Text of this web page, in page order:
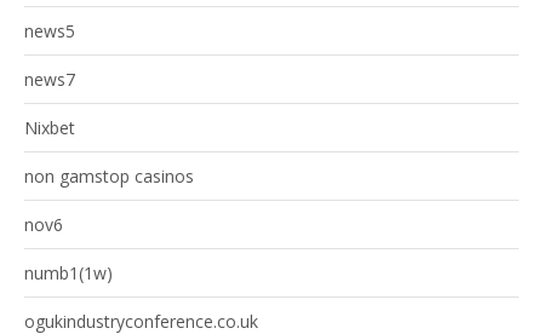
news5
news7
Nixbet
non gamstop casinos
nov6
numb1(1w)
ogukindustryconference.co.uk